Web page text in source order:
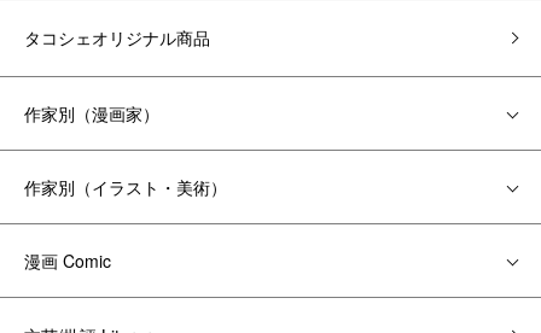
タコシェオリジナル商品
作家別（漫画家）
作家別（イラスト・美術）
漫画 Comic